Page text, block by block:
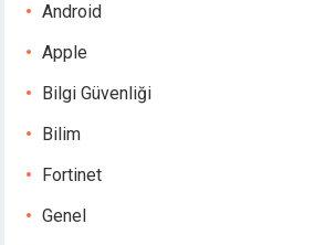
Android
Apple
Bilgi Güvenliği
Bilim
Fortinet
Genel